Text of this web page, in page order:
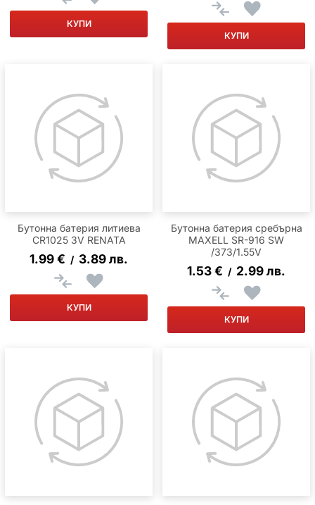
КУПИ
КУПИ
Бутонна батерия литиева
CR1025 3V RENATA
1.99€ / 3.89лв.
КУПИ
Бутонна батерия сребърна
MAXELL SR-916 SW
/373/1.55V
1.53€ / 2.99лв.
КУПИ